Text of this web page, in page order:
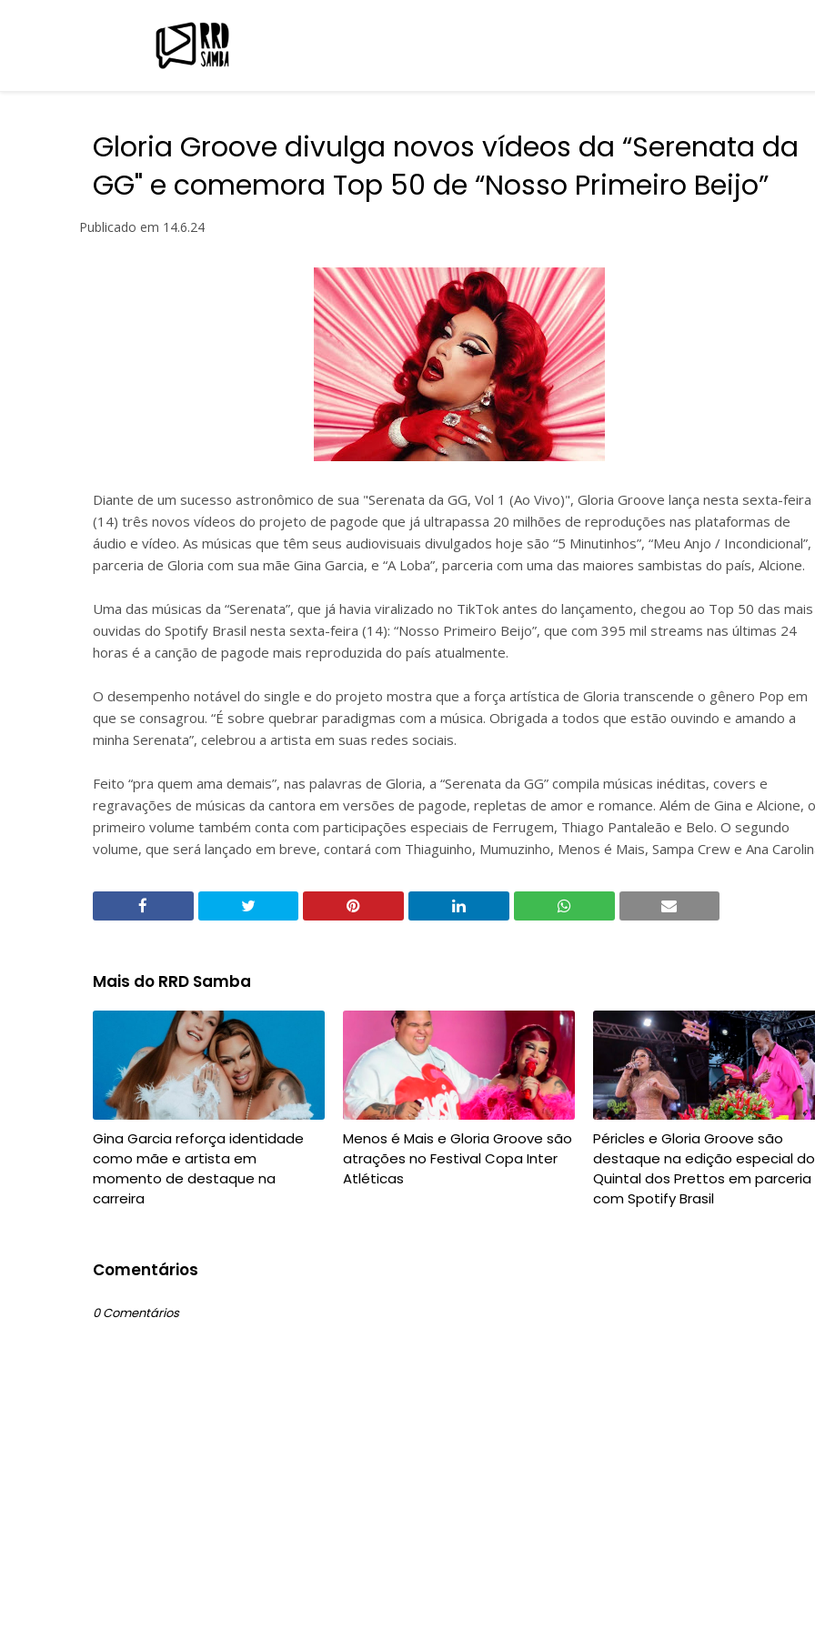
Gloria Groove divulga novos vídeos da “Serenata da
GG" e comemora Top 50 de “Nosso Primeiro Beijo”
Publicado em 14.6.24
Diante de um sucesso astronômico de sua "Serenata da GG, Vol 1 (Ao Vivo)", Gloria Groove lança nesta sexta-feira
(14) três novos vídeos do projeto de pagode que já ultrapassa 20 milhões de reproduções nas plataformas de
áudio e vídeo. As músicas que têm seus audiovisuais divulgados hoje são “5 Minutinhos”, “Meu Anjo / Incondicional”,
parceria de Gloria com sua mãe Gina Garcia, e “A Loba”, parceria com uma das maiores sambistas do país, Alcione.
Uma das músicas da “Serenata”, que já havia viralizado no TikTok antes do lançamento, chegou ao Top 50 das mais
ouvidas do Spotify Brasil nesta sexta-feira (14): “Nosso Primeiro Beijo”, que com 395 mil streams nas últimas 24
horas é a canção de pagode mais reproduzida do país atualmente.
O desempenho notável do single e do projeto mostra que a força artística de Gloria transcende o gênero Pop em
que se consagrou. “É sobre quebrar paradigmas com a música. Obrigada a todos que estão ouvindo e amando a
minha Serenata”, celebrou a artista em suas redes sociais.
Feito “pra quem ama demais”, nas palavras de Gloria, a “Serenata da GG” compila músicas inéditas, covers e
regravações de músicas da cantora em versões de pagode, repletas de amor e romance. Além de Gina e Alcione, o
primeiro volume também conta com participações especiais de Ferrugem, Thiago Pantaleão e Belo. O segundo
volume, que será lançado em breve, contará com Thiaguinho, Mumuzinho, Menos é Mais, Sampa Crew e Ana
Mais do RRD Samba
Gina Garcia reforça identidade
como mãe e artista em
momento de destaque na
carreira
Menos é Mais e Gloria Groove são
atrações no Festival Copa Inter
Atléticas
Péricles e Gloria Groove são
destaque na edição especial do
Quintal dos Prettos em parceria
com Spotify Brasil
Comentários
0 Comentários